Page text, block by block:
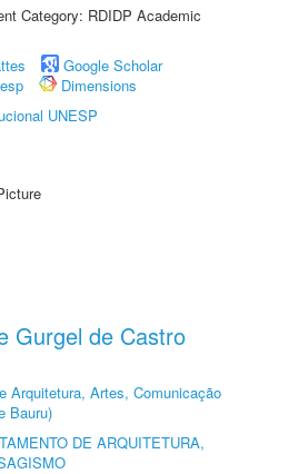
Category: RDIDP Academic
Google Scholar
Dimensions
UNESP
Gurgel de Castro
Arquitetura, Artes, Comunicação
Bauru)
DE ARQUITETURA,